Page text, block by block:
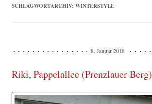
SCHLAGWORTARCHIV: WINTERSTYLE
8. Januar 2018
Riki, Pappelallee (Prenzlauer Berg)